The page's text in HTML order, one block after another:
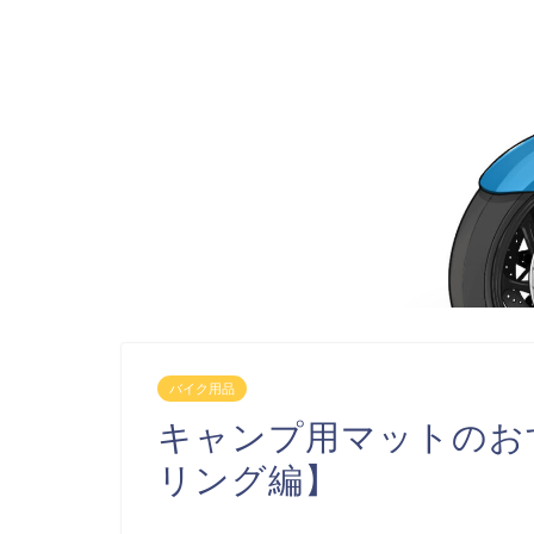
バイク用品
キャンプ用マットの
リング編】